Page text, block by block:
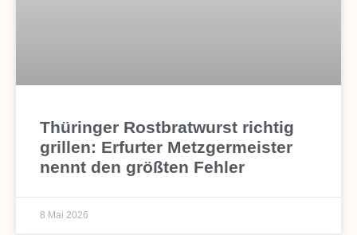
Thüringer Rostbratwurst richtig
grillen: Erfurter Metzgermeister
nennt den größten Fehler
8 Mai 2026